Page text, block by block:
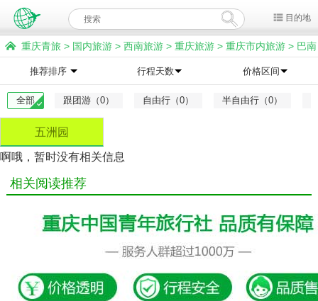
目的地
重庆青旅 > 国内旅游 > 西南旅游 > 重庆旅游 > 重庆市内旅游 > 巴南
旅游 > 五洲园旅游
推荐排序 行程天数 价格区间
全部 跟团游（0） 自由行（0） 半自由行（0）
五洲园
啊哦，暂时没有相关信息
相关阅读推荐